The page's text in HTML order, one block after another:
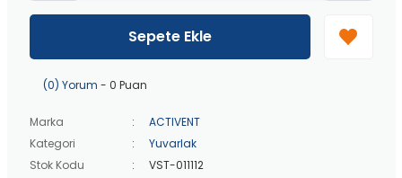
üzeri ücretsiz kargo!
40 bin TLüzeri özel teklif!
Sepete Ekle
(0) Yorum - 0 Puan
Marka
ACTIVENT
Kategori
Yuvarlak
Stok Kodu
VST-011112